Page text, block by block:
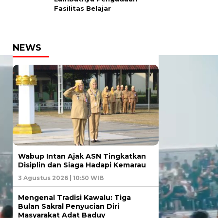
Fasilitas Belajar
NEWS
Wabup Intan Ajak ASN Tingkatkan
Disiplin dan Siaga Hadapi Kemarau
3 Agustus 2026 | 10:50 WIB
Mengenal Tradisi Kawalu: Tiga
Bulan Sakral Penyucian Diri
Masyarakat Adat Baduy